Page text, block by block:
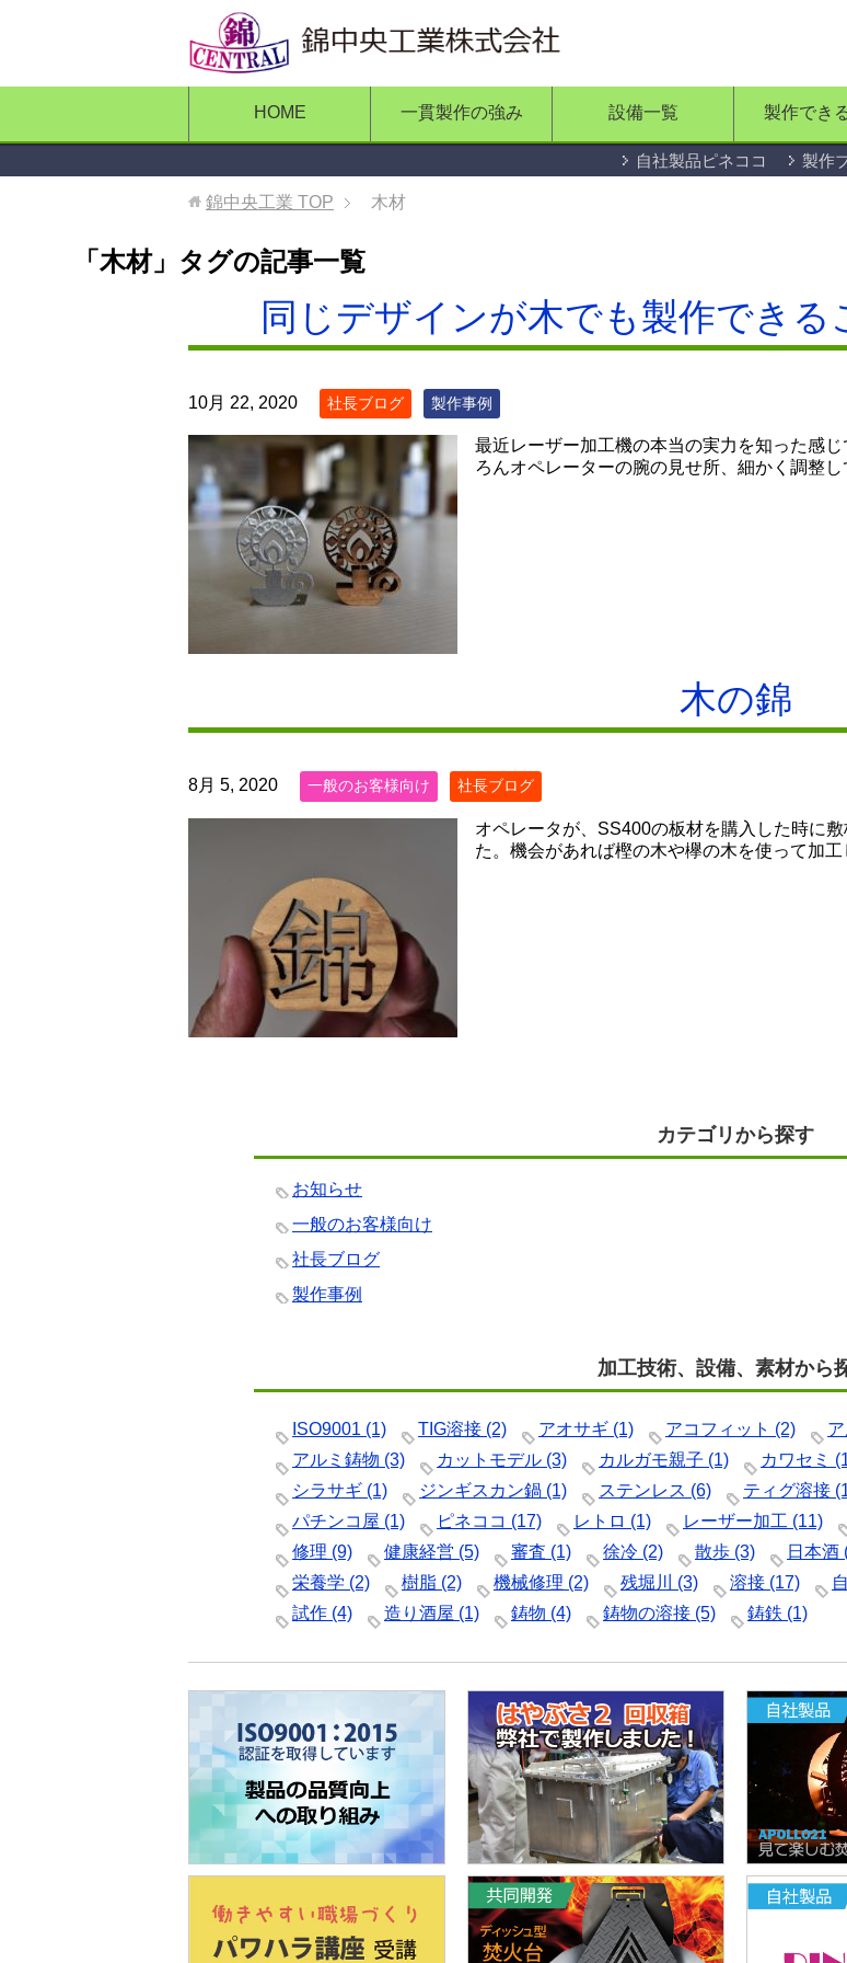
HOME 一貫製作の強み 設備一覧 製作でき
自社製品ピネココ 製作
錦中央工業 TOP 木材
「木材」タグの記事一覧
同じデザインが木でも製作できる
10月 22, 2020 社長ブログ 製作事例
最近レーザー加工機の本当の実力を知った感
ろんオペレーターの腕の見せ所、細かく調整し
木の錦
8月 5, 2020 一般のお客様向け 社長ブログ
オペレータが、SS400の板材を購入した時に
た。機会があれば樫の木や欅の木を使って加工
カテゴリから探す
お知らせ
一般のお客様向け
社長ブログ
製作事例
加工技術、設備、素材から
ISO9001 (1) TIG溶接 (2) アオサギ (1) アコフィット (2)
アルミ鋳物 (3) カットモデル (3) カルガモ親子 (1) カワセミ
シラサギ (1) ジンギスカン鍋 (1) ステンレス (6) ティグ溶接
パチンコ屋 (1) ピネココ (17) レトロ (1) レーザー加工 (11)
修理 (9) 健康経営 (5) 審査 (1) 徐冷 (2) 散歩 (3) 日本酒
栄養学 (2) 樹脂 (2) 機械修理 (2) 残堀川 (3) 溶接 (17)
試作 (4) 造り酒屋 (1) 鋳物 (4) 鋳物の溶接 (5) 鋳鉄 (1)